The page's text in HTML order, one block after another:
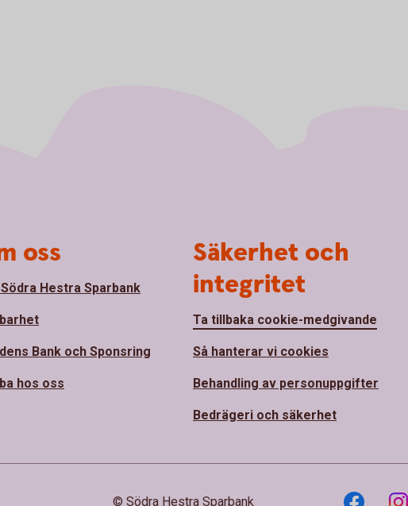
oss
Hestra Sparbank
Bank och Sponsring
hos oss
Säkerhet och
integritet
Ta tillbaka cookie-medgivande
Så hanterar vi cookies
Behandling av personuppgifter
Bedrägeri och säkerhet
© Södra Hestra Sparbank